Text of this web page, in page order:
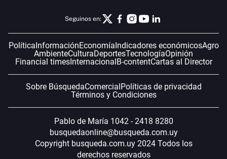
Seguinos en:
PolíticaInformaciónEconomíaIndicadores económicosAgro
AmbienteCulturaDeportesTecnologíaOpinión
Financial timesInternacionalB-contentCartas al Director
Sobre BúsquedaComercialPolíticas de privacidad
Términos y Condiciones
Pablo de María 1042 - 2418 8280
busquedaonline@busqueda.com.uy
Copyright busqueda.com.uy 2024 Todos los
derechos reservados